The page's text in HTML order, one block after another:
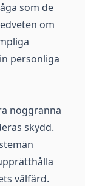
som de
om
personliga
noggranna
skydd.
välfärd.